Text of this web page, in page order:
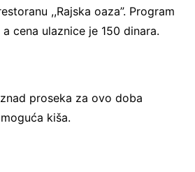
,,Rajska oaza”. Program
cena ulaznice je 150 dinara.
proseka za ovo doba
kiša.